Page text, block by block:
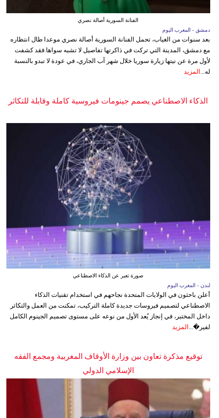
الفنانة السورية أصالة نصري
دمشق - المغرب اليوم
بعد سنوات من الغياب، تحمل الفنانة السورية أصالة نصري موعدا طال انتظاره
مع دمشق، المدينة التي تركت في ذاكرتها تفاصيل لا تشبه سواها.فقد كشفت
لأول مرة عن نيتها زيارة سوريا خلال شهر آب الجاري، في عودة لا تبدو بالنسبة
له... المزيد
الذكاء الاصطناعي يصمم جينومات فيروسية كاملة وقابلة للتكاثر
صورة تعبر عن الذكاء الاصطناعي
لندن - المغرب اليوم
أعلن باحثون في الولايات المتحدة نجاحهم في استخدام تقنيات الذكاء
الاصطناعي لتصميم فيروسات جديدة كاملة التركيب، تمكنت من العمل والتكاثر
داخل المختبر، في إنجاز يُعد الأول من نوعه على مستوى تصميم الجينوم الكامل
لفير�...
المزيد
توقيع مذكرة تعاون بين وزارة الأوقاف المغربية ومجمع الفقه
الإسلامي الدولي